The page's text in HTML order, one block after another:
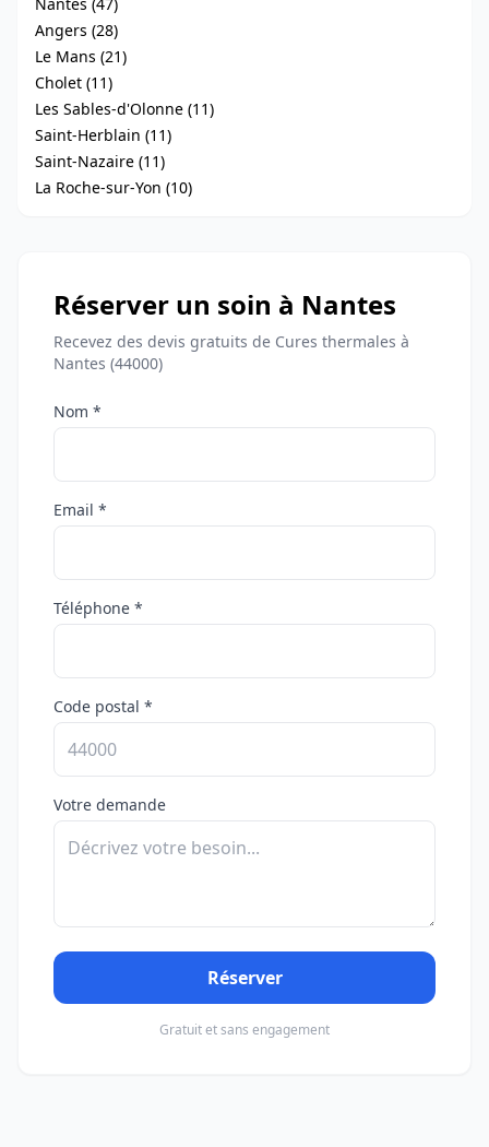
Angers (28)
Le Mans (21)
Cholet (11)
Les Sables-d'Olonne (11)
Saint-Herblain (11)
Saint-Nazaire (11)
La Roche-sur-Yon (10)
Réserver un soin à Nantes
Recevez des devis gratuits de Cures thermales à
Nantes (44000)
Nom *
Email *
Téléphone *
Code postal *
Votre demande
Réserver
Gratuit et sans engagement